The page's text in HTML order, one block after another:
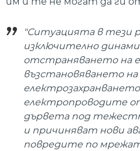
"Ситуацията в тези
изключително
отстраняването на
възстановяването на
електропроводите
дървета под
и причиняват нови
повредите по